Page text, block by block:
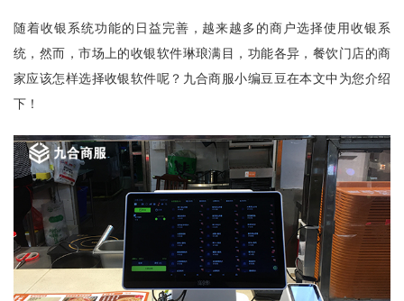
随着收银系统功能的日益完善，越来越多的商户选择使用收银系
统，然而，市场上的收银软件琳琅满目，功能各异，餐饮门店的商
家应该怎样选择收银软件呢？ 九合商服小编豆豆在本文中为您介绍
下！